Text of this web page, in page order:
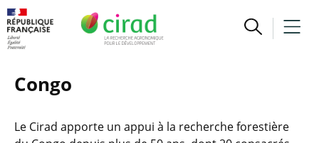
Congo
Le Cirad apporte un appui à la recherche forestière